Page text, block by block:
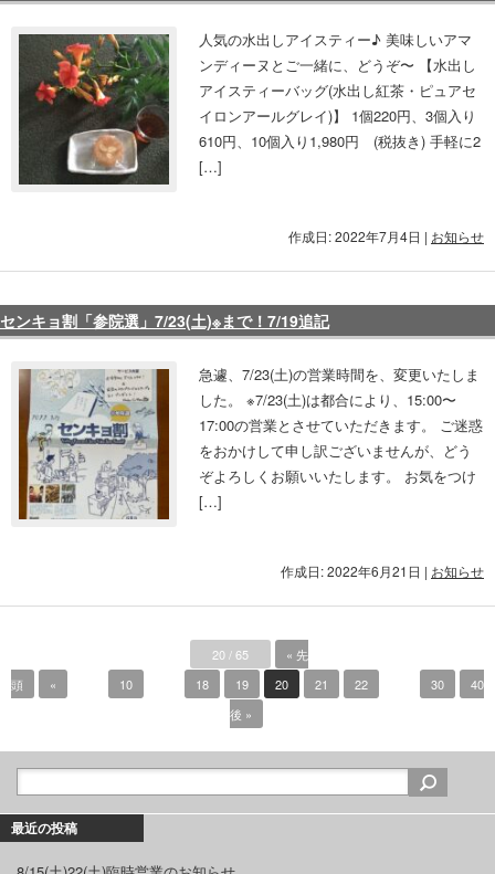
人気の水出しアイスティー♪ 美味しいアマ
ンディーヌとご一緒に、どうぞ〜 【水出し
アイスティーバッグ(水出し紅茶・ピュアセ
イロンアールグレイ)】 1個220円、3個入り
610円、10個入り1,980円 (税抜き) 手軽に2
[…]
作成日: 2022年7月4日 | お知らせ
センキョ割「参院選」7/23(土)※まで！7/19追記
急遽、7/23(土)の営業時間を、変更いたしま
した。 ※7/23(土)は都合により、15:00〜
17:00の営業とさせていただきます。 ご迷惑
をおかけして申し訳ございませんが、どう
ぞよろしくお願いいたします。 お気をつけ
[…]
作成日: 2022年6月21日 | お知らせ
20 / 65
« 先
頭
« 10 18 19 20 21 22 30
40
後 »
最近の投稿